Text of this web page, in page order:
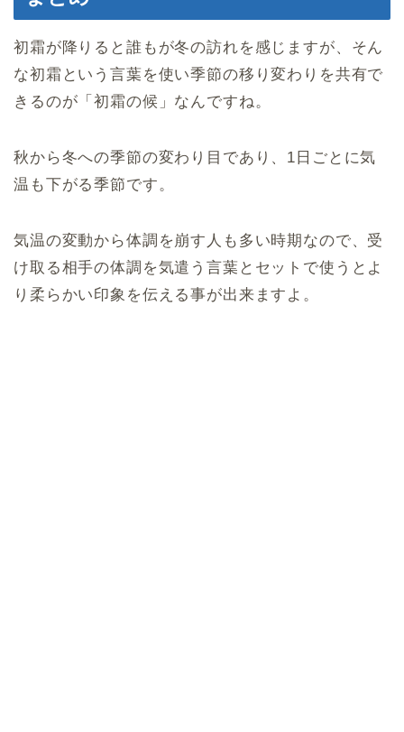
初霜が降りると誰もが冬の訪れを感じますが、そん
な初霜という言葉を使い季節の移り変わりを共有で
きるのが「初霜の候」なんですね。
秋から冬への季節の変わり目であり、1日ごとに気
温も下がる季節です。
気温の変動から体調を崩す人も多い時期なので、受
け取る相手の体調を気遣う言葉とセットで使うとよ
り柔らかい印象を伝える事が出来ますよ。